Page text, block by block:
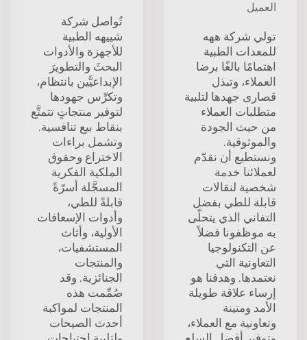
العميل
تولي شركة ههه
للمعدات الطبية
اهتمامًا بالغًا برضا
العملاء، وتبذل
قصارى جهدها لتلبية
متطلبات العملاء
من حيث الجودة
والموثوقية.
ونستطيع أن نقدّم
لعملائنا خدمة
شخصية لنقالات
قابلة للطي بفضل
التفاني الذي يتحلّى
به موظفونا فضلاً
عن التكنولوجيا
التعاونية التي
نعتمدها. وهدفنا هو
إرساء علاقة طويلة
الأمد ومتينة
وتعاونية مع العملاء،
تُواصل شركة
شييهه الطبية
للأجهزة والأدوات
البحثَ والتطويرَ
الإبداعيَّين بانتظام،
وتكرِّس جهودها
لتوفير منتجاتٍ تتمتَّع
بنقاط بيع تنافسية.
وتشمل براءات
الاختراع وحقوق
الملكية الفكرية
المسجَّلة أسرّةً
قابلةً للطي،
وأدوات الإسعافات
الأولية، وأثاث
المستشفيات،
والمنتجات
الجنائزية. وقد
صُمِّمت هذه
المنتجات لمواكبة
أحدث الصيحات